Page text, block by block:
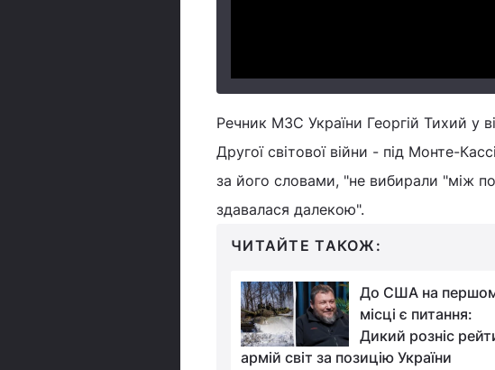
Речник МЗС України Георгій Тихий у
Другої світової війни - під Монте-
за його словами, "не вибирали "між
здавалася далекою".
ЧИТАЙТЕ ТАКОЖ:
До США на
місці є питання:
Дикий розніс
армій світ за позицію України